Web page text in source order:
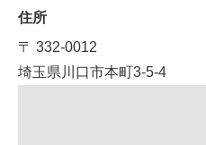
住所
〒 332-0012
埼玉県川口市本町3-5-4